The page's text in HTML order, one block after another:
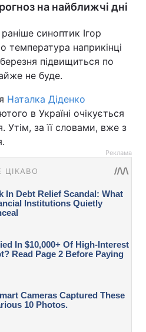
на найближчі дні
синоптик Ігор
температура наприкінці
підвищиться по
не буде.
Наталка Діденко
в Україні очікується
Утім, за її словами, вже з
Реклама